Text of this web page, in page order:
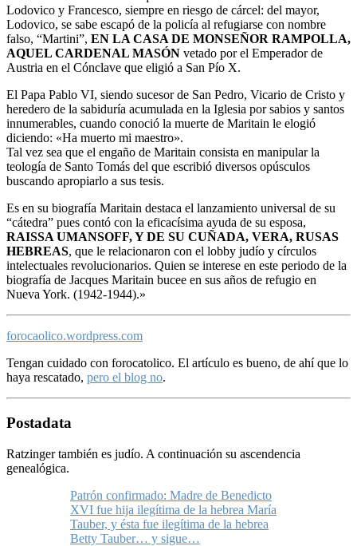
Lodovico y Francesco, siempre en riesgo de cárcel: del mayor,
Lodovico, se sabe escapó de la policía al refugiarse con nombre
falso, “Martini”, EN LA CASA DE MONSEÑOR RAMPOLLA,
AQUEL CARDENAL MASÓN vetado por el Emperador de
Austria en el Cónclave que eligió a San Pío X.
El Papa Pablo VI, siendo sucesor de San Pedro, Vicario de Cristo y
heredero de la sabiduría acumulada en la Iglesia por sabios y santos
innumerables, cuando conoció la muerte de Maritain le elogió
diciendo: «Ha muerto mi maestro».
Tal vez sea que el engaño de Maritain consista en manipular la
teología de Santo Tomás del que escribió diversos opúsculos
buscando apropiarlo a sus tesis.
Es en su biografía Maritain destaca el lanzamiento universal de su
“cátedra” pues contó con la eficacísima ayuda de su esposa,
RAISSA UMANSOFF, Y DE SU CUÑADA, VERA, RUSAS
HEBREAS, que le relacionaron con el lobby judío y círculos
intelectuales revolucionarios. Quien se interese en este periodo de la
biografía de Jacques Maritain bucee en sus años de refugio en
Nueva York. (1942-1944).»
forocaolico.wordpress.com
Tengan cuidado con forocatolico. El artículo es bueno, de ahí que lo
haya rescatado, pero el blog no.
Postadata
Ratzinger también es judío. A continuación su ascendencia
genealógica.
Patrón confirmado: Madre de Benedicto
XVI fue hija ilegítima de la hebrea María
Tauber, y ésta fue ilegítima de la hebrea
Betty Tauber… y sigue…